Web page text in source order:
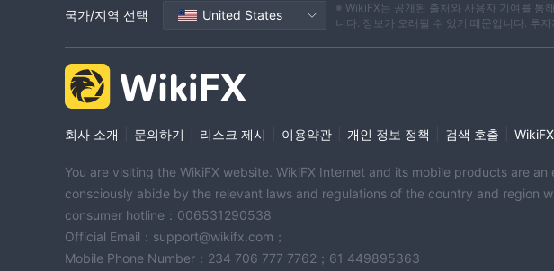
국가/지역 선택 United States
※ WikiFX는 공개된 출처와 사용자 기여를 통
니다. 정보가 오래될 수 있기 때문입니다. 투
회사 소개 문의하기 리스크 제시 이용약관 개인 정보 정책 검색 호출
You are visiting the WikiFX website. WikiFX Internet and its mobile products are
consciously abide by the relevant laws and regulations of the country and region
consumer hotline：006531290538
Official Email：support@wikifx.com；
Mobile Phone Number：234 706 777 7762；61 449895363